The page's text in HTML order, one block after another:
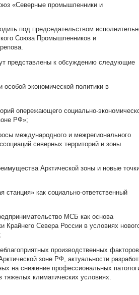
«Северные промышленники и
под председательством
Союза Промышленников и
представлены к обсуждению следующие
экономической политики в
опережающего социально-
РФ»;
международного и межрегионального
северных территорий и зоны
Арктической зоны и новые
как социально-ответственный
МСБ как основа
Крайнего Севера России в условиях
производственных
зоне РФ, актуальности
на снижение профессиональных
тяжелых климатических условиях.